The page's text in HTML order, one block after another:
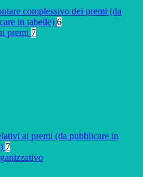
complessivo dei premi (da
in tabelle) 6
premi 7
ai premi (da pubblicare in
7